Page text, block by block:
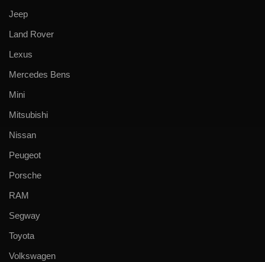
Jeep
Land Rover
Lexus
Mercedes Bens
Mini
Mitsubishi
Nissan
Peugeot
Porsche
RAM
Segway
Toyota
Volkswagen